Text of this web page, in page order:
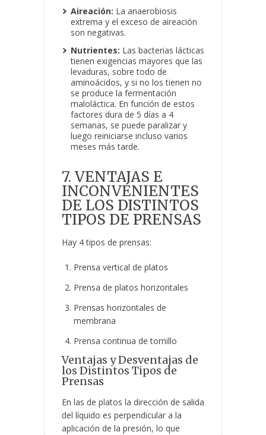
Aireación: La anaerobiosis
extrema y el exceso de aireación
son negativas.
Nutrientes: Las bacterias lácticas
tienen exigencias mayores que las
levaduras, sobre todo de
aminoácidos, y si no los tienen no
se produce la fermentación
maloláctica. En función de estos
factores dura de 5 días a 4
semanas, se puede paralizar y
luego reiniciarse incluso varios
meses más tarde.
7. VENTAJAS E
INCONVENIENTES
DE LOS DISTINTOS
TIPOS DE PRENSAS
Hay 4 tipos de prensas:
Prensa vertical de platos
Prensa de platos horizontales
Prensas horizontales de
membrana
Prensa continua de tornillo
Ventajas y Desventajas de
los Distintos Tipos de
Prensas
En las de platos la dirección de salida
del líquido es perpendicular a la
aplicación de la presión, lo que